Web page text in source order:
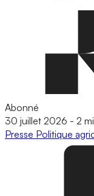
Abonné
30 juillet 2026 - 2
Presse Politique